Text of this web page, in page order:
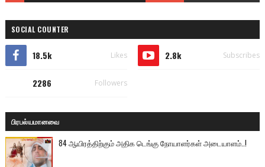
SOCIAL COUNTER
18.5k Likes 2.8k Subscribes
2286 Followers
பிரபல்யமானவை
84 ஆயிரத்திற்கும் அதிக டெங்கு நோயாளர்கள் அடையாளம்..!